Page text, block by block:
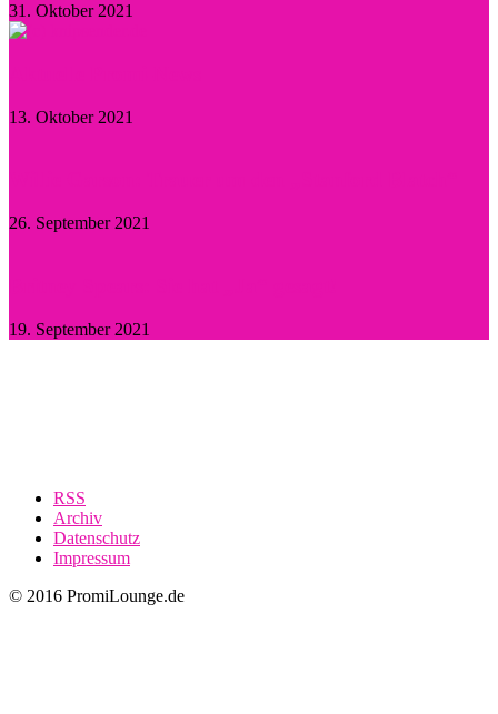
31. Oktober 2021
13. Oktober 2021
26. September 2021
19. September 2021
RSS
Archiv
Datenschutz
Impressum
© 2016 PromiLounge.de